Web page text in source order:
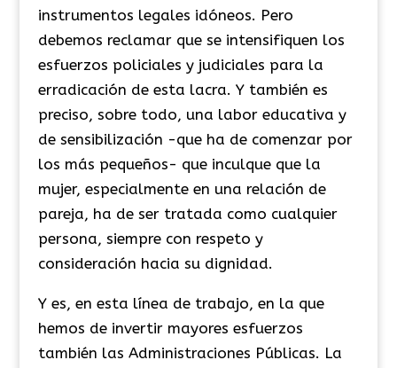
instrumentos legales idóneos. Pero
debemos reclamar que se intensifiquen los
esfuerzos policiales y judiciales para la
erradicación de esta lacra. Y también es
preciso, sobre todo, una labor educativa y
de sensibilización -que ha de comenzar por
los más pequeños- que inculque que la
mujer, especialmente en una relación de
pareja, ha de ser tratada como cualquier
persona, siempre con respeto y
consideración hacia su dignidad.
Y es, en esta línea de trabajo, en la que
hemos de invertir mayores esfuerzos
también las Administraciones Públicas. La